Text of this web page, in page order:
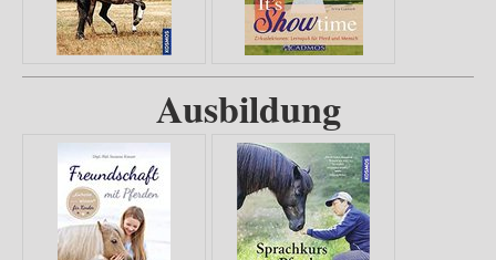
Ausbildung